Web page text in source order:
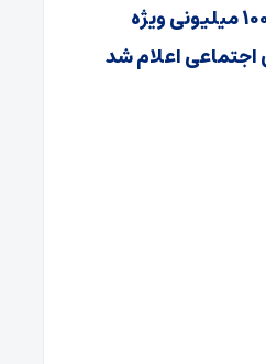
شرایط وام عیدانه ۱۰۰ میلیونی ویژه
اجتماعی اعلام شد